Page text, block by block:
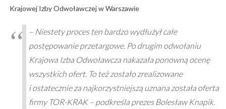
Krajowej Izby Odwoławczej w Warszawie
– Niestety proces ten bardzo wydłużył całe
postępowanie przetargowe. Po drugim odwołaniu
Krajowa Izba Odwoławcza nakazała ponowną ocenę
wszystkich ofert. To też zostało zrealizowane
i ostatecznie za najkorzystniejszą uznana została oferta
firmy TOR-KRAK– podkreśla prezes Bolesław Knapik.